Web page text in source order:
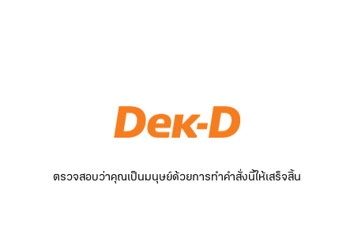
ตรวจสอบว่าคุณเป็นมนุษย์ด้วยการทำคำสั่งนี้ให้เสร็จสิ้น